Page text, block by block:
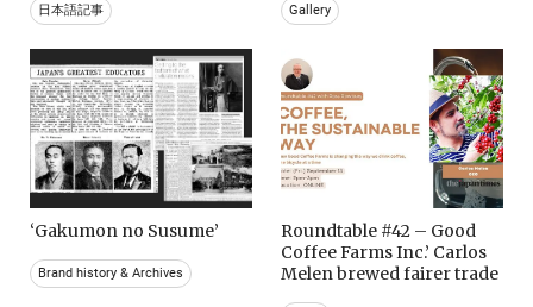
日本語記事 Gallery
‘Gakumon no Susume’
Brand history & Archives
Roundtable #42 – Good
Coffee Farms Inc.’ Carlos
Melen brewed fairer trade